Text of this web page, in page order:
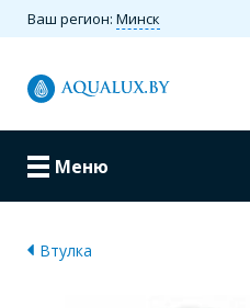
Ваш регион: Минск
Меню
Втулка